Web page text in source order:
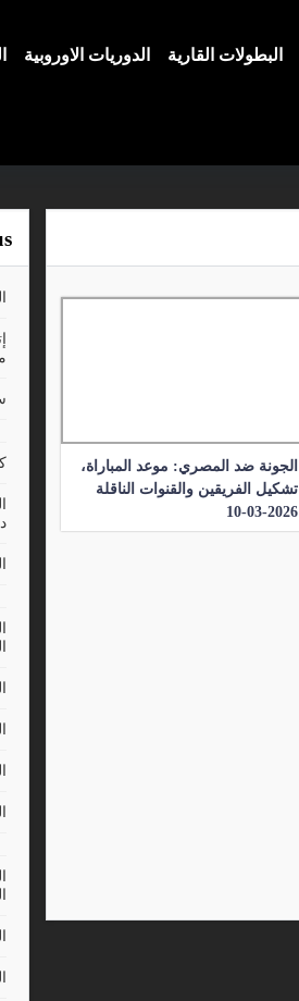
البطولات القارية الدوريات الاوروبية
الجونة ضد المصري: موعد المباراة،
تشكيل الفريقين والقنوات الناقلة
2026-03-10